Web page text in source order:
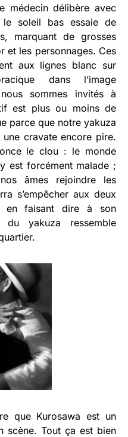
médecin délibère avec
le soleil bas essaie de
marquant de grosses
et les personnages. Ces
aux lignes blanc sur
dans l’image
sommes invités à
est plus ou moins de
parce que notre yakuza
cravate encore pire.
le clou : le monde
est forcément malade ;
âmes rejoindre les
s’empêcher aux deux
en faisant dire à son
yakuza ressemble
que Kurosawa est un
scène. Tout ça est bien